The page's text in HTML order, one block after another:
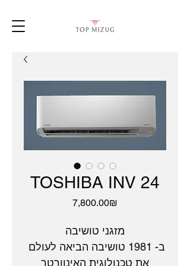
TOSHIBA INV 24
‏7,800.00 ‏₪Price
מזגני טושיבה
ב- 1981 טושיבה הביאה לעולם
את טכנולוגית האינוורטר